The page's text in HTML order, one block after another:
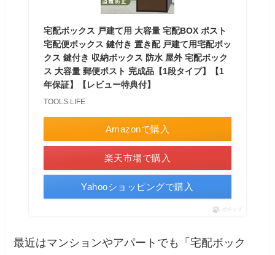
宅配ボックス 戸建て用 大容量 宅配BOX ポスト
宅配便ボックス 鍵付き 置き配 戸建て用宅配ボッ
クス 鍵付き 収納ボックス 防水 屋外 宅配ボック
ス 大容量 郵便ポスト 完成品【1段タイプ】【1
年保証】【レビュー特典付】
TOOLS LIFE
Amazonで購入
楽天市場で購入
Yahooショッピングで購入
ポチップ
最近はマンションやアパートでも「宅配ボック